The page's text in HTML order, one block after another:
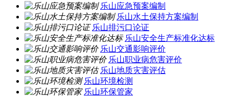
乐山应急预案编制
乐山水土保持方案编制
乐山排污口论证
乐山安全生产标准化达标
乐山交通影响评价
乐山职业病危害评价
乐山地质灾害评估
乐山环境检测
乐山环保管家